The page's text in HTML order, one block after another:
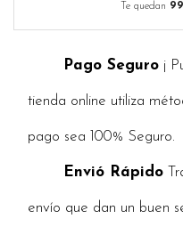
Te quedan
Pago Seguro ¡
tienda online utiliza
pago sea 100% Seguro.
Envió Rápido
envío que dan un buen